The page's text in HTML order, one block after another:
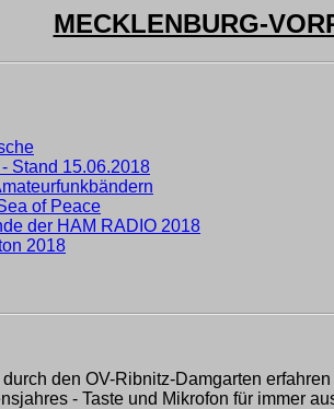
MECKLENBURG-
Stand 15.06.2018
of Peace
der HAM RADIO 2018
2018
den OV-Ribnitz-Damgarten
- Taste und Mikrofon für immer